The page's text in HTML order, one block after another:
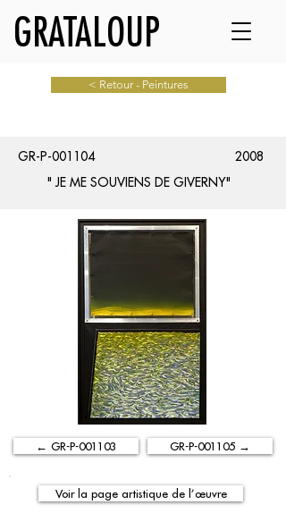
GRATALOUP
< Retour - Peintures
GR-P-001104
2008
" JE ME SOUVIENS DE GIVERNY"
← GR-P-001103 GR-P-001105 →
Voir la page artistique de l’œuvre